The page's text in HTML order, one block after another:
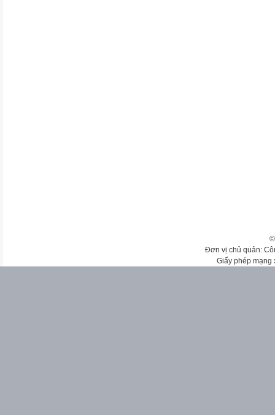
Đơn vị chủ quản:
Giấy phép mạng